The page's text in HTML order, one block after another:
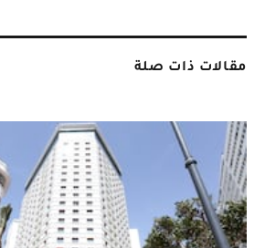
مقالات ذات صلة